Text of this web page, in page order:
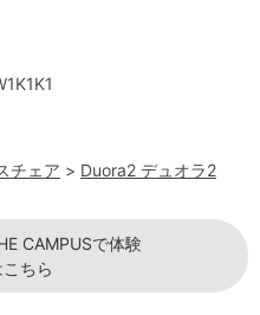
チェア > Duora2 デュオラ2
CAMPUSで体験
ちら